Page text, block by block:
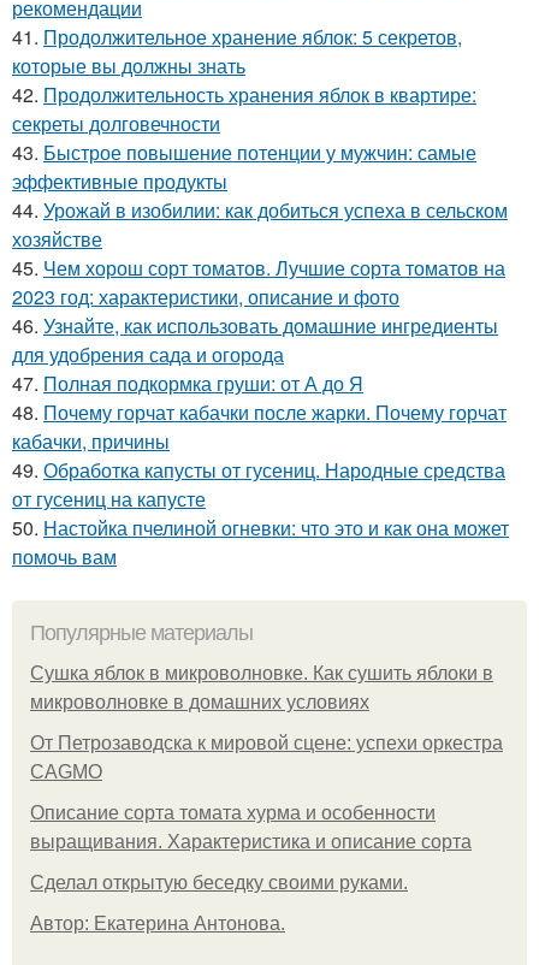
рекомендации
41. Продолжительное хранение яблок: 5 секретов,
которые вы должны знать
42. Продолжительность хранения яблок в квартире:
секреты долговечности
43. Быстрое повышение потенции у мужчин: самые
эффективные продукты
44. Урожай в изобилии: как добиться успеха в сельском
хозяйстве
45. Чем хорош сорт томатов. Лучшие сорта томатов на
2023 год: характеристики, описание и фото
46. Узнайте, как использовать домашние ингредиенты
для удобрения сада и огорода
47. Полная подкормка груши: от А до Я
48. Почему горчат кабачки после жарки. Почему горчат
кабачки, причины
49. Обработка капусты от гусениц. Народные средства
от гусениц на капусте
50. Настойка пчелиной огневки: что это и как она может
помочь вам
Популярные материалы
Сушка яблок в микроволновке. Как сушить яблоки в
микроволновке в домашних условиях
От Петрозаводска к мировой сцене: успехи оркестра
CAGMO
Описание сорта томата хурма и особенности
выращивания. Характеристика и описание сорта
Сделал открытую беседку своими руками.
Автор: Екатерина Антонова.